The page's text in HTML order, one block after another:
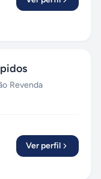
·Revenda
Ver perfil